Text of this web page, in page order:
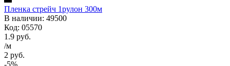
Пленка стрейч 1рулон 300м
В наличии: 49500
Код: 05570
1.9 руб.
/м
2 руб.
-5%